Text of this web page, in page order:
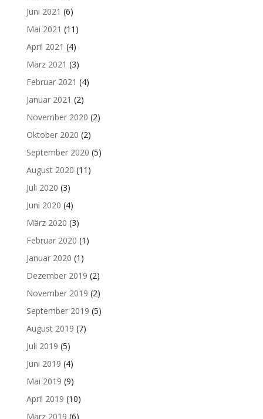
Juni 2021 (6)
Mai 2021 (11)
April 2021 (4)
März 2021 (3)
Februar 2021 (4)
Januar 2021 (2)
November 2020 (2)
Oktober 2020 (2)
September 2020 (5)
August 2020 (11)
Juli 2020 (3)
Juni 2020 (4)
März 2020 (3)
Februar 2020 (1)
Januar 2020 (1)
Dezember 2019 (2)
November 2019 (2)
September 2019 (5)
August 2019 (7)
Juli 2019 (5)
Juni 2019 (4)
Mai 2019 (9)
April 2019 (10)
März 2019 (6)